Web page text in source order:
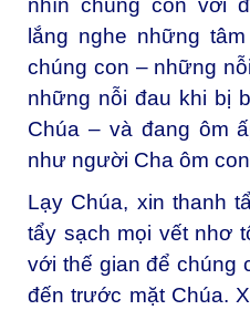
nhìn chúng con với
lắng nghe những
chúng con – những
những nỗi đau khi bị
Chúa – và đang ôm
như người Cha ôm
Lạy Chúa, xin thanh
tẩy sạch mọi vết nhơ
với thế gian để chúng
đến trước mặt Chúa.